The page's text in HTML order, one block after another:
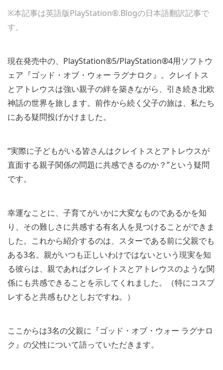
※本記事は英語版PlayStation®.Blogの日本語翻訳記事で
す。
現在発売中の、PlayStation®5/PlayStation®4用ソフトウ
ェア『ゴッド・オブ・ウォー ラグナロク』。クレイトス
とアトレウスは強い親子の絆を築きながら、引き続き北欧
神話の世界を旅します。前作から続く父子の旅は、私たち
にある疑問投げかけました。
“実際に子どもがいる皆さんはクレイトスとアトレウスが
直面する親子関係の問題に共感できるのか？”という疑問
です。
幸運なことに、子育てがいかに大変なものであるかを知
り、その難しさに共感する有名人を見つけることができま
した。これから紹介するのは、スターである前に父親でも
ある3名。親がいつも正しいわけではないという現実を知
る彼らは、親であればクレイトスとアトレウスのような関
係にも共感できることを示してくれました。（特にコスプ
レすると共感もひとしおですね。）
ここからは3名の父親に『ゴッド・オブ・ウォー ラグナロ
ク』の父性について語っていただきます。